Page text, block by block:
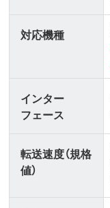
対応機種
インター
フェース
転送速度（規格
値）